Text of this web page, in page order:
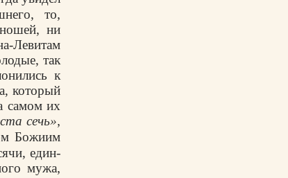
то,
ни
Левитам
так
к
который
самом их
сечь»,
Божиим
един­
мужа,